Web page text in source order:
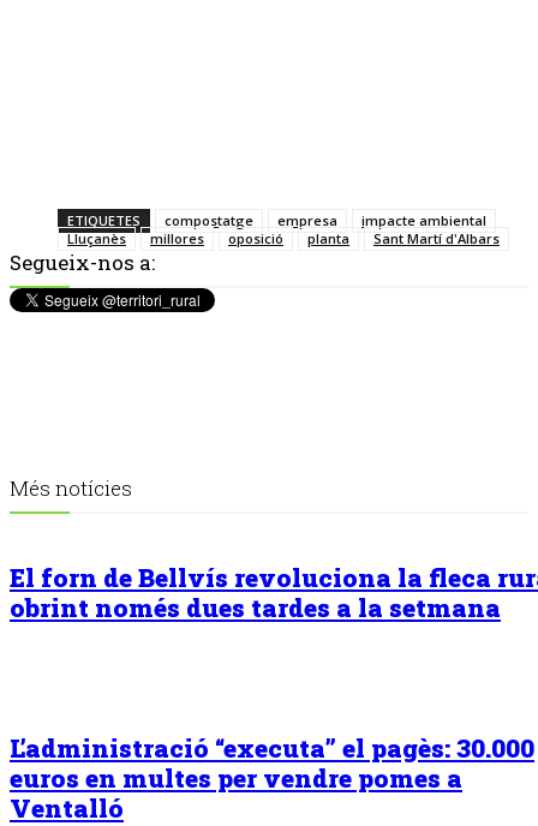
ETIQUETES compostatge empresa
impacte ambiental
Lluçanès
millores oposició planta Sant Martí d'Albars
Segueix-nos a:
Més notícies
El forn de Bellvís revoluciona la fleca
obrint només dues tardes a la setmana
L’administració “executa” el pagès: 30.000
euros en multes per vendre pomes a
Ventalló